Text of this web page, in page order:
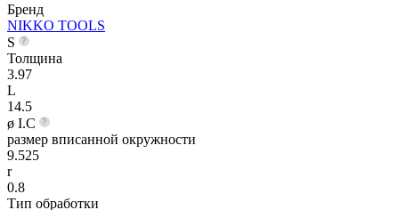
Бренд
NIKKO TOOLS
S
Толщина
3.97
L
14.5
ø I.C
размер вписанной окружности
9.525
r
0.8
Тип обработки